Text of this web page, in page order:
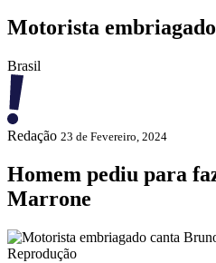
Motorista
Brasil
Redação 23 de Fevereiro, 2024
Homem pediu para
Marrone
Reprodução